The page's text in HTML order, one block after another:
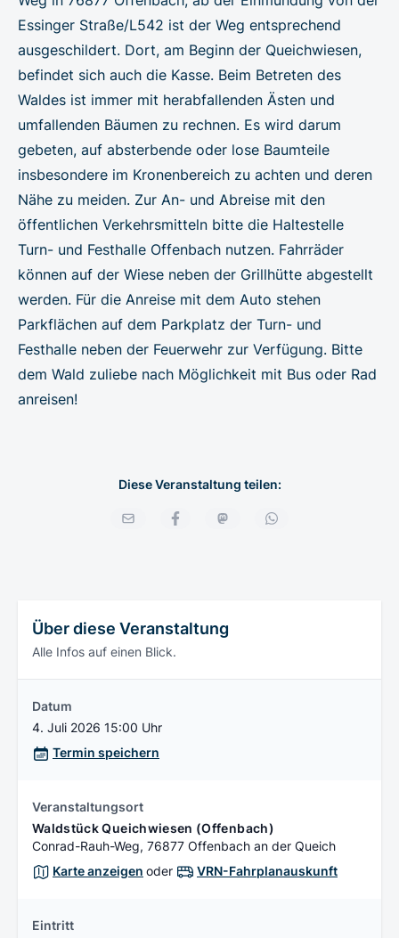
Essinger Straße/L542 ist der Weg entsprechend
ausgeschildert. Dort, am Beginn der Queichwiesen,
befindet sich auch die Kasse. Beim Betreten des
Waldes ist immer mit herabfallenden Ästen und
umfallenden Bäumen zu rechnen. Es wird darum
gebeten, auf absterbende oder lose Baumteile
insbesondere im Kronenbereich zu achten und deren
Nähe zu meiden. Zur An- und Abreise mit den
öffentlichen Verkehrsmitteln bitte die Haltestelle
Turn- und Festhalle Offenbach nutzen. Fahrräder
können auf der Wiese neben der Grillhütte abgestellt
werden. Für die Anreise mit dem Auto stehen
Parkflächen auf dem Parkplatz der Turn- und
Festhalle neben der Feuerwehr zur Verfügung. Bitte
dem Wald zuliebe nach Möglichkeit mit Bus oder Rad
anreisen!
Diese Veranstaltung teilen:
Über diese Veranstaltung
Alle Infos auf einen Blick.
Datum
4. Juli 2026 15:00 Uhr
Termin speichern
Veranstaltungsort
Waldstück Queichwiesen (Offenbach)
Conrad-Rauh-Weg, 76877 Offenbach an der Queich
Karte anzeigen oder VRN-Fahrplanauskunft
Eintritt